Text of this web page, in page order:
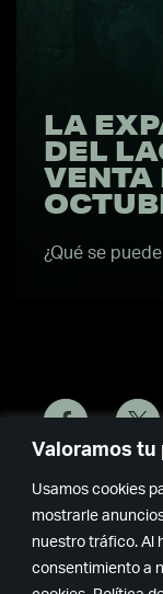
Valoramos tu
Usamos cookies
mostrarle
nuestro tráfico. Al
consentimiento a
LA
DEL
VENTA
¿Qué se